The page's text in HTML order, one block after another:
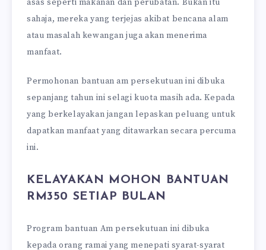
asas seperti makanan dan perubatan. Bukan itu
sahaja, mereka yang terjejas akibat bencana alam
atau masalah kewangan juga akan menerima
manfaat.
Permohonan bantuan am persekutuan ini dibuka
sepanjang tahun ini selagi kuota masih ada. Kepada
yang berkelayakan jangan lepaskan peluang untuk
dapatkan manfaat yang ditawarkan secara percuma
ini.
KELAYAKAN MOHON BANTUAN
RM350 SETIAP BULAN
Program bantuan Am persekutuan ini dibuka
kepada orang ramai yang menepati syarat-syarat